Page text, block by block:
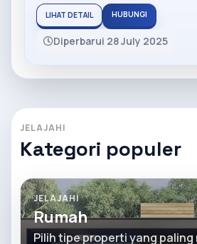
LIHAT DETAIL HUBUNGI
Diperbarui 28 July 2025
JELAJAHI
Kategori populer
JELAJAHI
Rumah
Pilih tipe properti yang paling